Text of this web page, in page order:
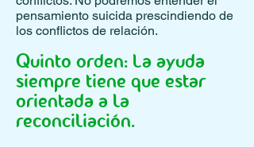
pensamiento suicida prescindiendo de
los conflictos de relación.
Quinto orden: La ayuda
siempre tiene que estar
orientada a la
reconciliación.